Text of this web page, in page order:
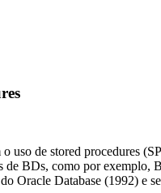
de stored procedures
BDs, como por exemplo,
Oracle Database (1992)